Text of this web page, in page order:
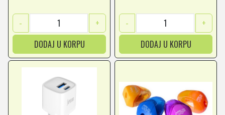
-
+
DODAJ U KORPU
-
+
DODAJ U KORPU